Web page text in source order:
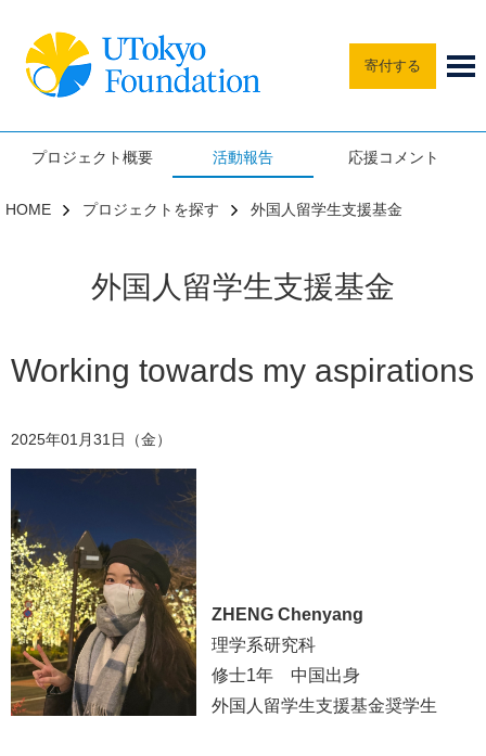
寄付する
HOME プロジェクトを探す 外国人留学生支援基金
外国人留学生支援基金
プロジェクト概要 活動報告 応援コメント
Working towards my aspirations
2025年01月31日（金）
ZHENG Chenyang
理学系研究科
修士1年 中国出身
外国人留学生支援基金奨学生